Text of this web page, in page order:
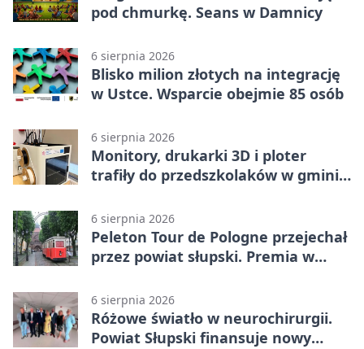
pod chmurkę. Seans w Damnicy
6 sierpnia 2026
Blisko milion złotych na integrację
w Ustce. Wsparcie obejmie 85 osób
6 sierpnia 2026
Monitory, drukarki 3D i ploter
trafiły do przedszkolaków w gminie
6 sierpnia 2026
Peleton Tour de Pologne przejechał
przez powiat słupski. Premia w
6 sierpnia 2026
Różowe światło w neurochirurgii.
Powiat Słupski finansuje nowy